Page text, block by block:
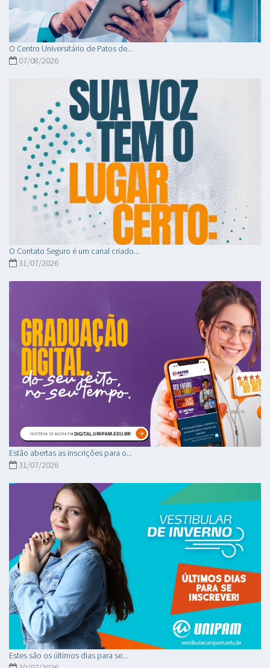
O Centro Universitário de Patos de...
07/08/2026
O Contato Seguro é um canal criado...
31/07/2026
Estão abertas as inscrições para o...
31/07/2026
Estes são os últimos dias para se...